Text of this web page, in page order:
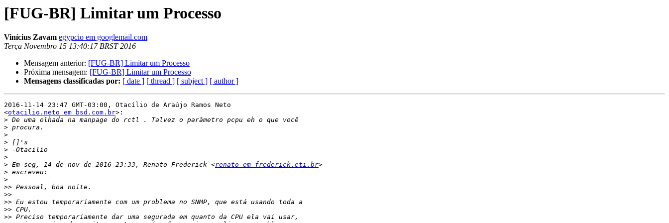
[FUG-BR] Limitar um Processo
Vinícius Zavam egypcio em googlemail.com
Terça Novembro 15 13:40:17 BRST 2016
Mensagem anterior: [FUG-BR] Limitar um Processo
Próxima mensagem: [FUG-BR] Limitar um Processo
Mensagens classificadas por: [ date ] [ thread ] [ subject ] [ author ]
2016-11-14 23:47 GMT-03:00, Otacílio de Araújo Ramos Neto
<otacilio.neto em bsd.com.br>:
>
>
>
>
>
>
> Em seg, 14 de nov de 2016 23:33, Renato Frederick <renato em frederick.eti.br
>
>
>>
>>
>>
>>
>>